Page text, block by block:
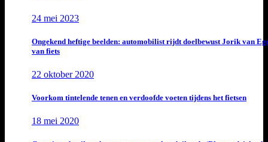
24 mei 2023
Ongekend heftige beelden: automobilist rijdt doelbewust Jorik van
van fiets
22 oktober 2020
Voorkom tintelende tenen en verdoofde voeten tijdens het fietsen
18 mei 2020